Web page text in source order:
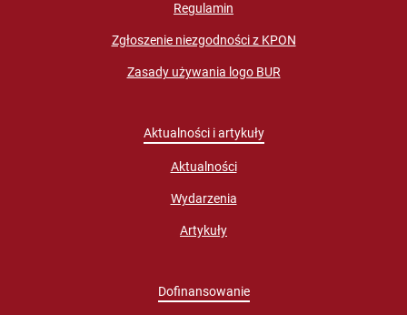
Regulamin
Zgłoszenie niezgodności z KPON
Zasady używania logo BUR
Aktualności i artykuły
Aktualności
Wydarzenia
Artykuły
Dofinansowanie